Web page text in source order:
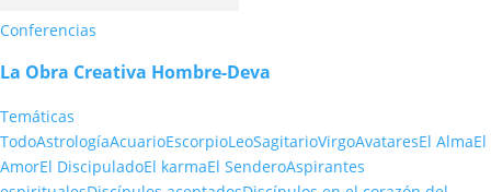
Conferencias
La Obra Creativa Hombre-Deva
Temáticas
TodoAstrologíaAcuarioEscorpioLeoSagitarioVirgoAvataresEl AlmaEl
AmorEl DiscipuladoEl karmaEl SenderoAspirantes